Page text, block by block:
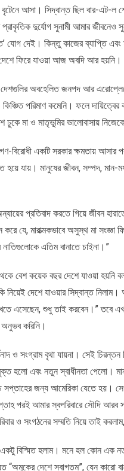
আসা। সিদ্বান্ত ছিল বার-এট-ল
দুর্যোগ সুনামী আমার জীবনেও
যোগ দেই। কিন্তু কাজের ব্যাপ্তি
দেশে ফিরে যাওয়া আজ অবদি আর হয়নি।
দেশগুলির অবহেলিত জনপদ আর
পরিমাণ কমেনি। ফলে দায়িত্বের
ঢুকে মা ও মাতৃভূমির ভালোবাসায়
বিরোধী একটি সরকার ক্ষমতায়
হয়ে যায়। মানুষের জীবন, সম্পদ, মান-
প্রতিবাদ করতে গিয়ে জীবন
যে, মারাত্মকভাবে অসুস্থ মা
এতিম বানাতে চাইনা।”
বেশ কয়েক বছর দেশে যাওয়া
দেশে যাওয়ার সিদ্বান্ত
এসেছেন, শুধু তাই করবেন।” তবে
অনুভব করিনি।
ও সংগ্রাম বৃথা যায়না। সেই
হলো এবং নতুন স্বাধীনতা পেলো।
সপ্তাহের জন্য আমেরিকা যেতে হয়।
পরই আমার স্বপরিবারে সৌদি আরব
ও সংগঠনের সম্মতি নিয়ে তাই
একটু বিস্মিত হলাম। মনে হল কোন
“অমুকের দেশে স্বাগতম”, যেন কারো